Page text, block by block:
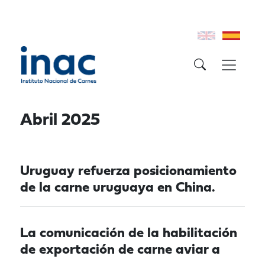
Abril 2025
Uruguay refuerza posicionamiento
de la carne uruguaya en China.
La comunicación de la habilitación
de exportación de carne aviar a